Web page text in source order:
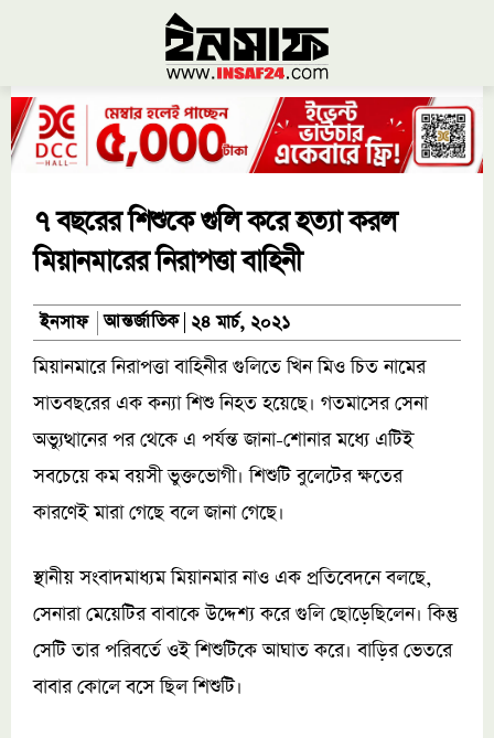
৭ বছরের শিশুকে গুলি করে হত্যা করল
মিয়ানমারের নিরাপত্তা বাহিনী
ইনসাফ আন্তর্জাতিক ২৪ মার্চ, ২০২১
মিয়ানমারে নিরাপত্তা বাহিনীর গুলিতে খিন মিও চিত নামের
সাতবছরের এক কন্যা শিশু নিহত হয়েছে। গতমাসের সেনা
অভ্যুত্থানের পর থেকে এ পর্যন্ত জানা-শোনার মধ্যে এটিই
সবচেয়ে কম বয়সী ভুক্তভোগী। শিশুটি বুলেটের ক্ষতের
কারণেই মারা গেছে বলে জানা গেছে।
স্থানীয় সংবাদমাধ্যম মিয়ানমার নাও এক প্রতিবেদনে বলছে,
সেনারা মেয়েটির বাবাকে উদ্দেশ্য করে গুলি ছোড়েছিলেন। কিন্তু
সেটি তার পরিবর্তে ওই শিশুটিকে আঘাত করে। বাড়ির ভেতরে
বাবার কোলে বসে ছিল শিশুটি।